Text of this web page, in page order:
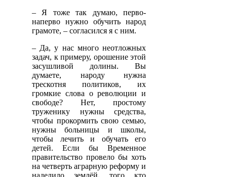
– Я тоже так думаю, перво-
наперво нужно обучить народ
грамоте, – согласился я с ним.
– Да, у нас много неотложных
задач, к примеру, орошение этой
засушливой долины. Вы
думаете, народу нужна
трескотня политиков, их
громкие слова о революции и
свободе? Нет, простому
труженику нужны средства,
чтобы прокормить свою семью,
нужны больницы и школы,
чтобы лечить и обучать его
детей. Если бы Временное
правительство провело бы хоть
на четверть аграрную реформу и
наделило землёй, того кто